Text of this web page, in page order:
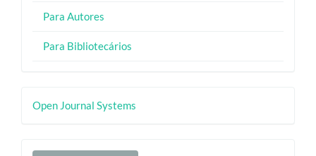
Para Autores
Para Bibliotecários
Desenvolvido
Open Journal Systems